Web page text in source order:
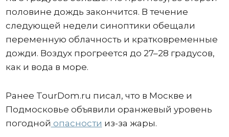
половине дождь закончится. В течение
следующей недели синоптики обещали
переменную облачность и кратковременные
дожди. Воздух прогреется до 27–28 градусов,
как и вода в море.
Ранее TourDom.ru писал, что в Москве и
Подмосковье объявили оранжевый уровень
погодной опасности из-за жары.